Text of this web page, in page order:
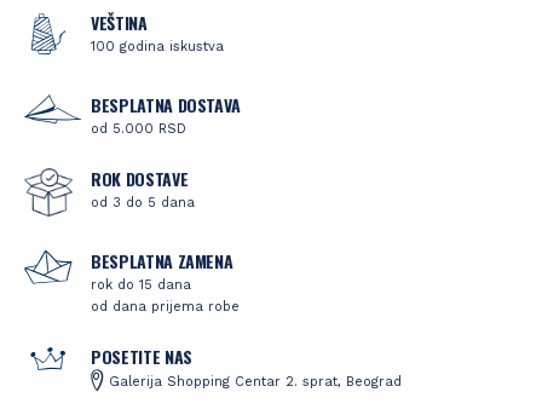
VEŠTINA
100 godina iskustva
BESPLATNA DOSTAVA
od 5.000 RSD
ROK DOSTAVE
od 3 do 5 dana
BESPLATNA ZAMENA
rok do 15 dana
od dana prijema robe
POSETITE NAS
Galerija Shopping Centar 2. sprat, Beograd